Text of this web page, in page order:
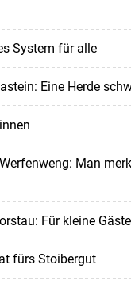
System für alle
Eine Herde
Man
Für kleine
fürs Stoibergut